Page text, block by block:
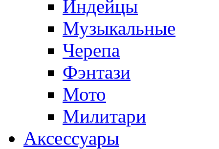
Индейцы
Музыкальные
Черепа
Фэнтази
Мото
Милитари
Аксессуары